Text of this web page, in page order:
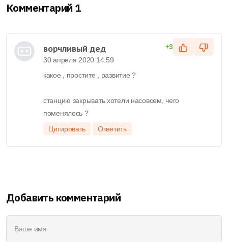
Комментарий 1
ворчливый дед
30 апреля 2020 14:59
+3
какое , простите , развитие ?
станцию закрывать хотели насовсем, чего
поменялось ?
Цитировать
Ответить
Добавить комментарий